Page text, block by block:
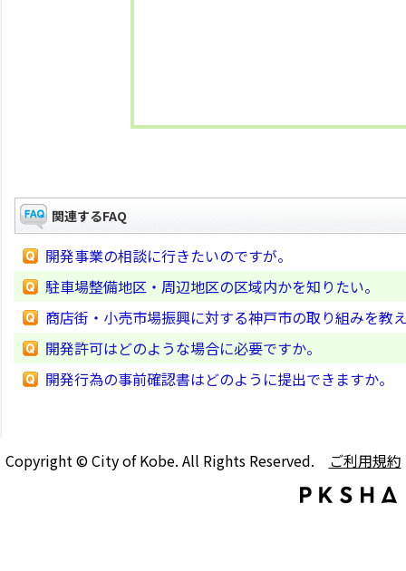
関連するFAQ
開発事業の相談に行きたいのですが。
駐車場整備地区・周辺地区の区域内かを知りたい。
商店街・小売市場振興に対する神戸市の取り組みを教
開発許可はどのような場合に必要ですか。
開発行為の事前確認書はどのように提出できますか。
Copyright © City of Kobe. All Rights Reserved. ご利用規約